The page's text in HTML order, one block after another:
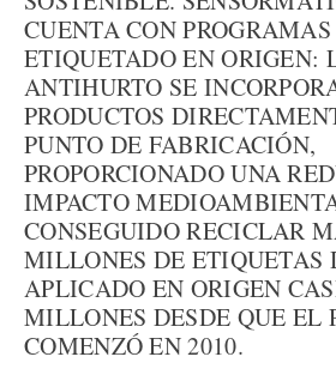
CUENTA CON
ETIQUETADO EN ORIGEN:
ANTIHURTO SE
PRODUCTOS
PUNTO DE FABRICACIÓN,
PROPORCIONADO UNA
IMPACTO
CONSEGUIDO RECICLAR
MILLONES DE ETIQUETAS
APLICADO EN ORIGEN
MILLONES DESDE QUE EL
COMENZÓ EN 2010.